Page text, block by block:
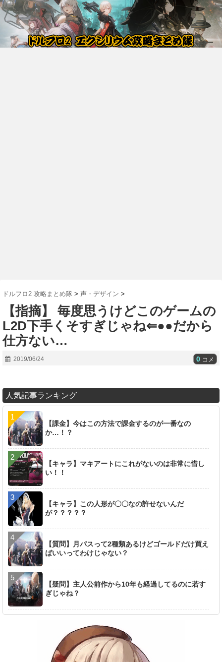
ドルフロ2 攻略まとめ隊 > 声・デザイン >
【指摘】 毎度思うけどこのゲームの
L2D下手くそすぎじゃね⇐●●だから
仕方ない…
2019/06/24 0 コメ
人気記事ランキング
【課金】今はこの方法で課金するのが一番なの
か…！？
【キャラ】マキアートにこれがないのは非常に惜し
い！！
【キャラ】この人形が〇〇なの許せないんだ
が？？？？？
【質問】月パスって2種類あるけどゴールドだけ買え
ばいいってわけじゃない？
【疑問】主人公前作から10年も経過してるのに若す
ぎじゃね？